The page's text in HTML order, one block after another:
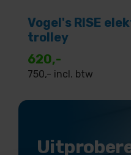
Vogel's RISE
trolley
620,-
750,- incl. btw